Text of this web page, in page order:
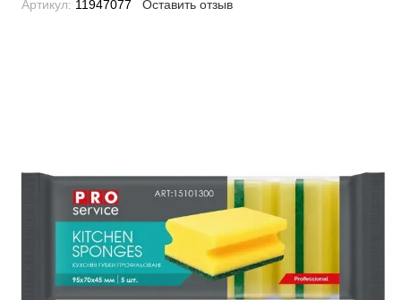
Артикул: 11947077 Оставить отзыв